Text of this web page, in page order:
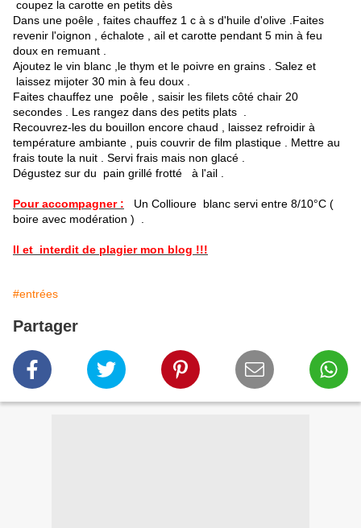
coupez la carotte en petits dès
Dans une poêle , faites chauffez 1 c à s d'huile d'olive .Faites
revenir l'oignon , échalote , ail et carotte pendant 5 min à feu
doux en remuant .
Ajoutez le vin blanc ,le thym et le poivre en grains . Salez et
laissez mijoter 30 min à feu doux .
Faites chauffez une poêle , saisir les filets côté chair 20
secondes . Les rangez dans des petits plats .
Recouvrez-les du bouillon encore chaud , laissez refroidir à
température ambiante , puis couvrir de film plastique . Mettre au
frais toute la nuit . Servi frais mais non glacé .
Dégustez sur du pain grillé frotté à l'ail .
Pour accompagner : Un Collioure blanc servi entre 8/10°C (
boire avec modération ) .
Il et interdit de plagier mon blog !!!
#entrées
Partager